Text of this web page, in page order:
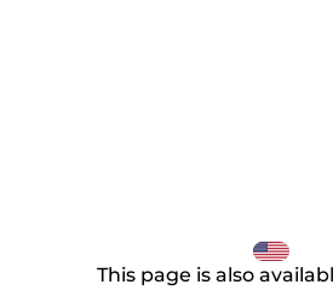
This page is also